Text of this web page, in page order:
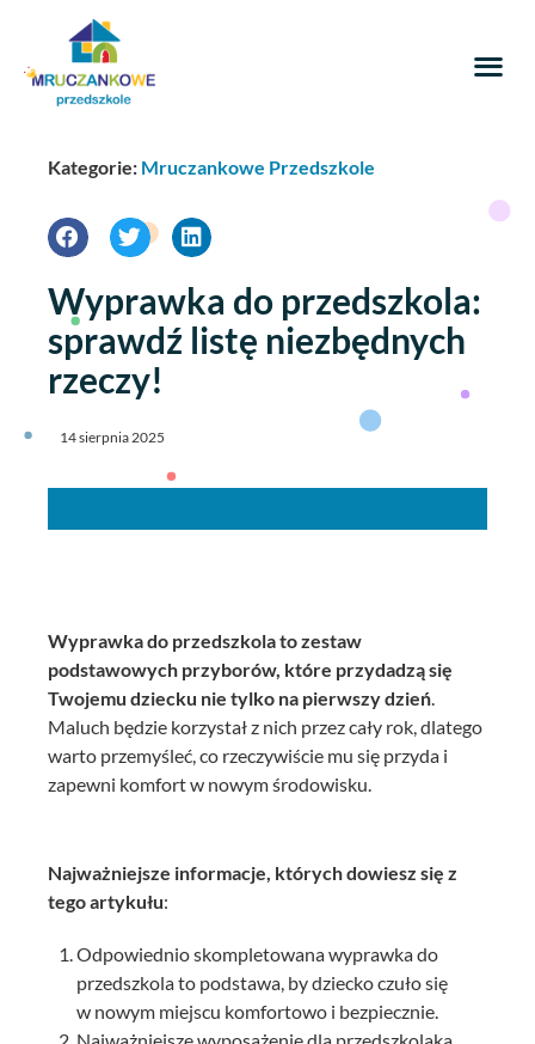
Kategorie: Mruczankowe Przedszkole
Wyprawka do przedszkola:
sprawdź listę niezbędnych
rzeczy!
14 sierpnia 2025
Wyprawka do przedszkolatozestaw
podstawowych przyborów, które przydadzą się
Twojemu dziecku nie tylko na pierwszy dzień.
Maluch będzie korzystał z nich przez cały rok, dlatego
warto przemyśleć, co rzeczywiście mu się przyda i
zapewni komfort w nowym środowisku.
Najważniejsze informacje, których dowiesz się z
tego artykułu:
Odpowiednio skompletowana wyprawka do
przedszkola to podstawa, by dziecko czuło się
w nowym miejscu komfortowo i bezpiecznie.